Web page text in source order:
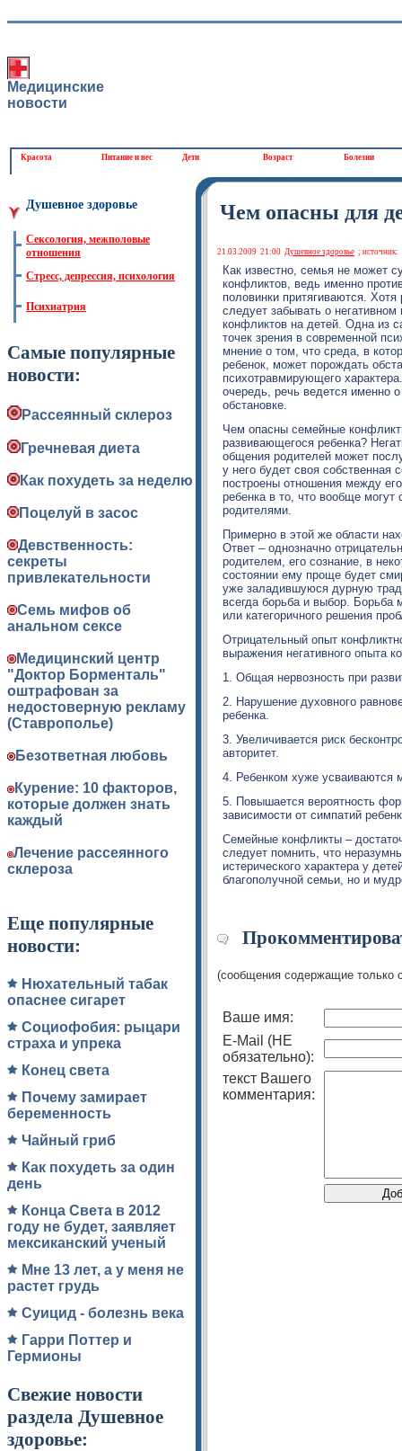
Медицинские
новости
Красота Питание и вес Дети Возраст Болезни
Душевное здоровье
Сексология, межполовые
отношения
Стресс, депрессия, психология
Психиатрия
Самые популярные
новости:
Рассеянный склероз
Гречневая диета
Как похудеть за неделю
Поцелуй в засос
Девственность:
секреты
привлекательности
Семь мифов об
анальном сексе
Медицинский центр
"Доктор Борменталь"
оштрафован за
недостоверную рекламу
(Ставрополье)
Безответная любовь
Курение: 10 факторов,
которые должен знать
каждый
Лечение рассеянного
склероза
Еще популярные
новости:
Нюхательный табак
опаснее сигарет
Социофобия: рыцари
страха и упрека
Конец света
Почему замирает
беременность
Чайный гриб
Как похудеть за один
день
Конца Света в 2012
году не будет, заявляет
мексиканский ученый
Мне 13 лет, а у меня не
растет грудь
Суицид - болезнь века
Гарри Поттер и
Гермионы
Свежие новости
раздела Душевное
здоровье:
Чем опасны для
21.03.2009 21:00 Душевное здоровье ; источник:
Как известно, семья не может
конфликтов, ведь именно
половинки притягиваются.
следует забывать о негативном
конфликтов на детей. Одна из
точек зрения в современной
мнение о том, что среда, в
ребенок, может порождать
психотравмирующего
очередь, речь ведется именно
обстановке.
Чем опасны семейные
развивающегося ребенка?
общения родителей может
у него будет своя собственная
построены отношения между
ребенка в то, что вообще
родителями.
Примерно в этой же области
Ответ – однозначно
родителем, его сознание, в
состоянии ему проще будет
уже заладившуюся дурную
всегда борьба и выбор.
или категоричного решения
Отрицательный опыт
выражения негативного опыта
1. Общая нервозность при
2. Нарушение духовного
ребенка.
3. Увеличивается риск
авторитет.
4. Ребенком хуже усваиваются
5. Повышается вероятность
зависимости от симпатий
Семейные конфликты –
следует помнить, что
истерического характера у
благополучной семьи, но и
(сообщения содержащие только
Ваше имя:
E-Mail (НЕ
обязательно):
текст Вашего
комментария: